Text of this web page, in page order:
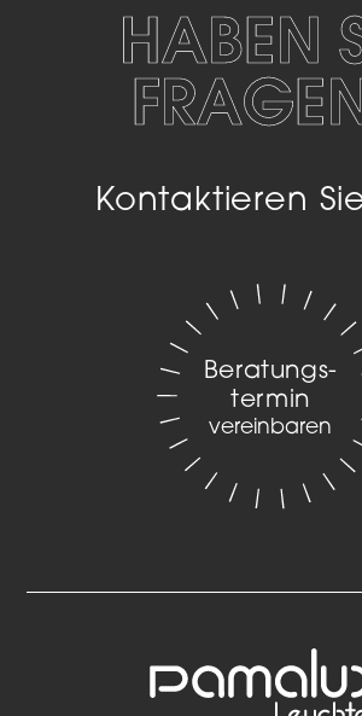
HABEN
Kontaktieren
Beratungs­
termin
vereinbaren